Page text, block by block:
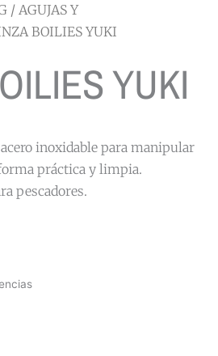
/ AGUJAS Y
BOILIES YUKI
YUKI
inoxidable para manipular
práctica y limpia.
pescadores.